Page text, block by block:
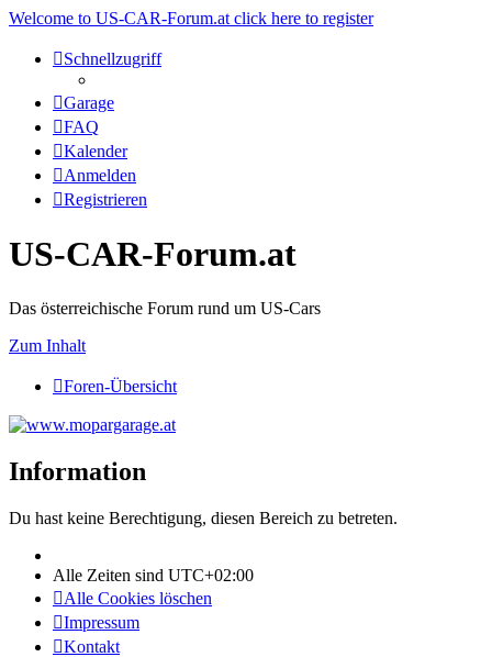
Welcome to US-CAR-Forum.at click here to register
Schnellzugriff
Garage
FAQ
Kalender
Anmelden
Registrieren
US-CAR-Forum.at
Das österreichische Forum rund um US-Cars
Zum Inhalt
Foren-Übersicht
Information
Du hast keine Berechtigung, diesen Bereich zu betreten.
Alle Zeiten sind UTC+02:00
Alle Cookies löschen
Impressum
Kontakt